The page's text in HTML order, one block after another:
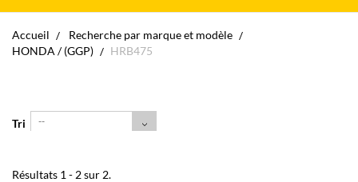
Accueil
Recherche par marque et modèle
HONDA / (GGP)
HRB475
Tri --
Résultats 1 - 2 sur 2.